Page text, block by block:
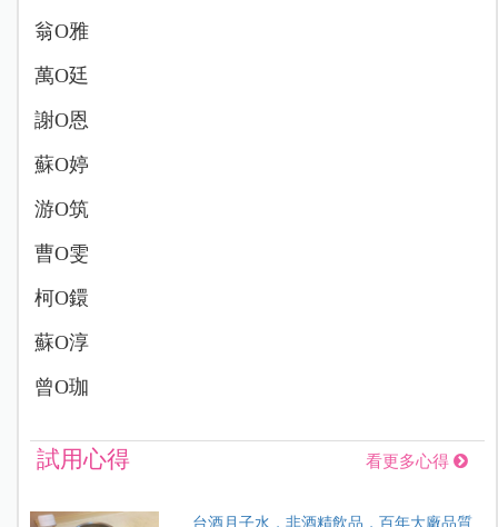
翁O雅
萬O廷
謝O恩
蘇O婷
游O筑
曹O雯
柯O鐶
蘇O淳
曾O珈
試用心得 看更多心得
台酒月子水，非酒精飲品，百年大廠品質